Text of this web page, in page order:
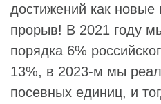
достижений как
прорыв! В 2021 году
порядка 6%
13%, в 2023-м мы
посевных единиц, и